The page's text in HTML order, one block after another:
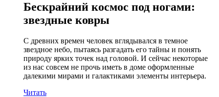
Бескрайний космос под ногами:
звездные ковры
С древних времен человек вглядывался в темное
звездное небо, пытаясь разгадать его тайны и понять
природу ярких точек над головой. И сейчас некоторые
из нас совсем не прочь иметь в доме оформленные
далекими мирами и галактиками элементы интерьера.
Читать